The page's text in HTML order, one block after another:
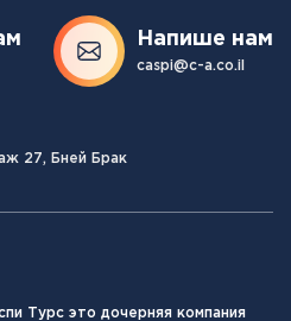
Напише нам
caspi@c-a.co.il
27, Бней Брак
Турс это дочерняя компания